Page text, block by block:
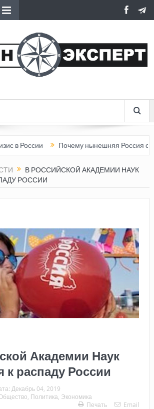
Почему нынешняя Россия стала
В РОССИЙСКОЙ АКАДЕМИИ НАУК
РОССИИ
Академии Наук
к распаду России
Декабрь 04, 2019
Политика Экономика
Печать
Email